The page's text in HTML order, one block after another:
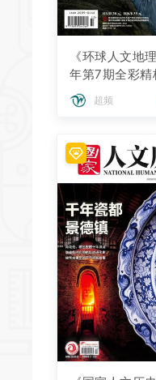
《环球人文地
年第7期全彩精
志下载
超频